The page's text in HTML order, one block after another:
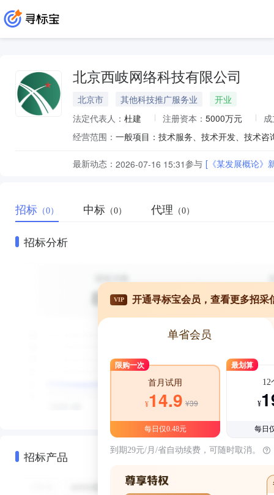
北京西岐网络科技有限公司
北京市 其他科技推广服务业
开业
法定代表人： 杜建 注册资本： 5000万元
经营范围：
最新动态： 2026-07-16 15:31参与 [《某发展概论》
招标 （0） 中标 （0） 代理 （0）
招标分析
招标产品
VIP 开通寻标宝会员，查看更多招采
单省会员
限购一次
首月试用
¥14.9 ¥39
每日仅0.48元
最划算
12
¥
每日
到期29元/月/省自动续费，可随时取消。